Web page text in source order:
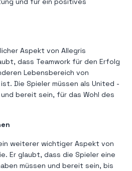
Aspekt von Allegris
dass Teamwork für den Erfolg
Lebensbereich von
Die Spieler müssen als United -
bereit sein, für das Wohl des
weiterer wichtiger Aspekt von
Er glaubt, dass die Spieler eine
müssen und bereit sein, bis